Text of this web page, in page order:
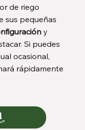
de riego
sus pequeñas
y
Si puedes
ocasional,
rápidamente